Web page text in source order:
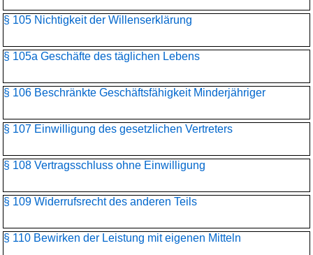
§ 105 Nichtigkeit der Willenserklärung
§ 105a Geschäfte des täglichen Lebens
§ 106 Beschränkte Geschäftsfähigkeit Minderjähriger
§ 107 Einwilligung des gesetzlichen Vertreters
§ 108 Vertragsschluss ohne Einwilligung
§ 109 Widerrufsrecht des anderen Teils
§ 110 Bewirken der Leistung mit eigenen Mitteln